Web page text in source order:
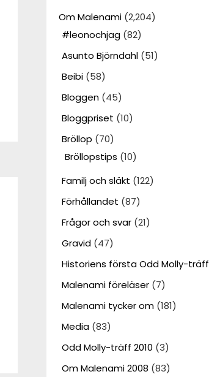
Om Malenami(2,204)
#leonochjag(82)
Asunto Björndahl(51)
Beibi(58)
Bloggen(45)
Bloggpriset (10)
Bröllop (70)
Bröllopstips (10)
Familj och släkt (122)
Förhållandet (87)
Frågor och svar(21)
Gravid(47)
Historiens första Odd Molly-träff
Malenami föreläser(7)
Malenami tycker om(181)
Media(83)
Odd Molly-träff 2010 (3)
Om Malenami 2008 (83)